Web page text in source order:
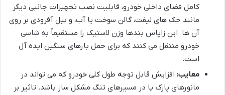
کامل فضای داخلی خودرو، قابلیت نصب تجهیزات جانبی دیگر
مانند جک های لیفت، گالن سوخت یا آب، و بیل آفرودی بر روی
آن ها. این زاپاس بندها وزن لاستیک را مستقیماً به شاسی
خودرو منتقل می کنند که برای حمل بارهای سنگین ایده آل
است.
معایب: افزایش قابل توجه طول کلی خودرو که می تواند در
مانورهای پارک یا در مسیرهای تنگ مشکل ساز باشد. تاثیر بر